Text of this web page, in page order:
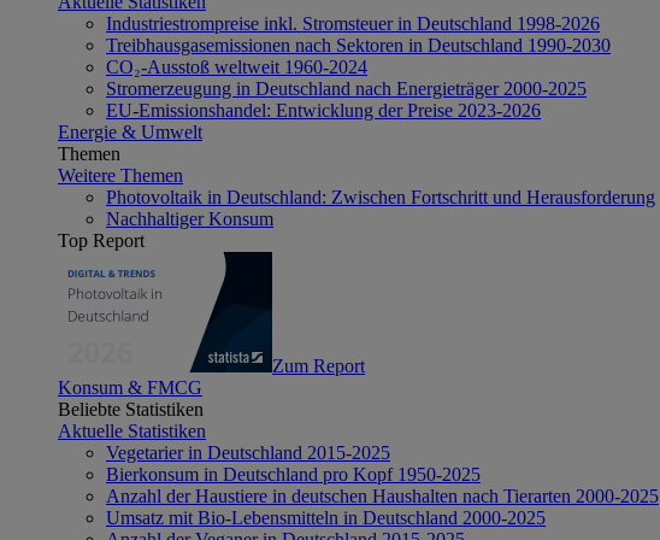
Industriestrompreise inkl. Stromsteuer in Deutschland 1998-2026
Treibhausgasemissionen nach Sektoren in Deutschland 1990-2030
CO₂-Ausstoß weltweit 1960-2024
Stromerzeugung in Deutschland nach Energieträger 2000-2025
EU-Emissionshandel: Entwicklung der Preise 2023-2026
Energie & Umwelt
Themen
Weitere Themen
Photovoltaik in Deutschland: Zwischen Fortschritt und Herausforderung
Nachhaltiger Konsum
Top Report
Zum Report
Konsum & FMCG
Beliebte Statistiken
Aktuelle Statistiken
Vegetarier in Deutschland 2015-2025
Bierkonsum in Deutschland pro Kopf 1950-2025
Anzahl der Haustiere in deutschen Haushalten nach Tierarten 2000-2025
Umsatz mit Bio-Lebensmitteln in Deutschland 2000-2025